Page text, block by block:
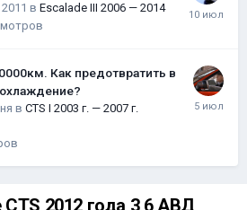
в Escalade III 2006 — 2014
Как предотвратить в
в CTS I 2003 г. — 2007 г.
CTS 2012 года 3,6 АВД